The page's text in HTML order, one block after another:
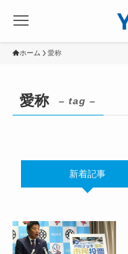
ホーム 愛称
愛称 – tag –
新着記事